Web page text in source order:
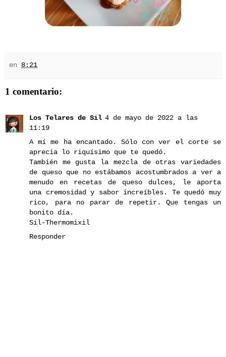
en 8:21
1 comentario:
Los Telares de Sil 4 de mayo de 2022 a las
11:19
A mí me ha encantado. Sólo con ver el corte se
aprecia lo riquísimo que te quedó.
También me gusta la mezcla de otras variedades
de queso que no estábamos acostumbrados a ver a
menudo en recetas de queso dulces, le aporta
una cremosidad y sabor increíbles. Te quedó muy
rico, para no parar de repetir. Que tengas un
bonito día.
Sil-Thermomixil
Responder